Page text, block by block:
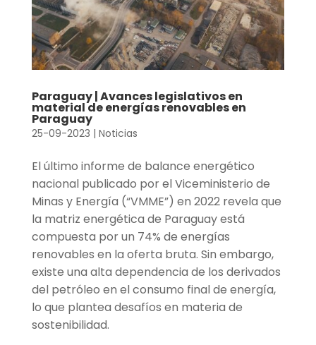
Paraguay | Avances legislativos en
material de energías renovables en
Paraguay
25-09-2023 | Noticias
El último informe de balance energético
nacional publicado por el Viceministerio de
Minas y Energía (“VMME”) en 2022 revela que
la matriz energética de Paraguay está
compuesta por un 74% de energías
renovables en la oferta bruta. Sin embargo,
existe una alta dependencia de los derivados
del petróleo en el consumo final de energía,
lo que plantea desafíos en materia de
sostenibilidad.